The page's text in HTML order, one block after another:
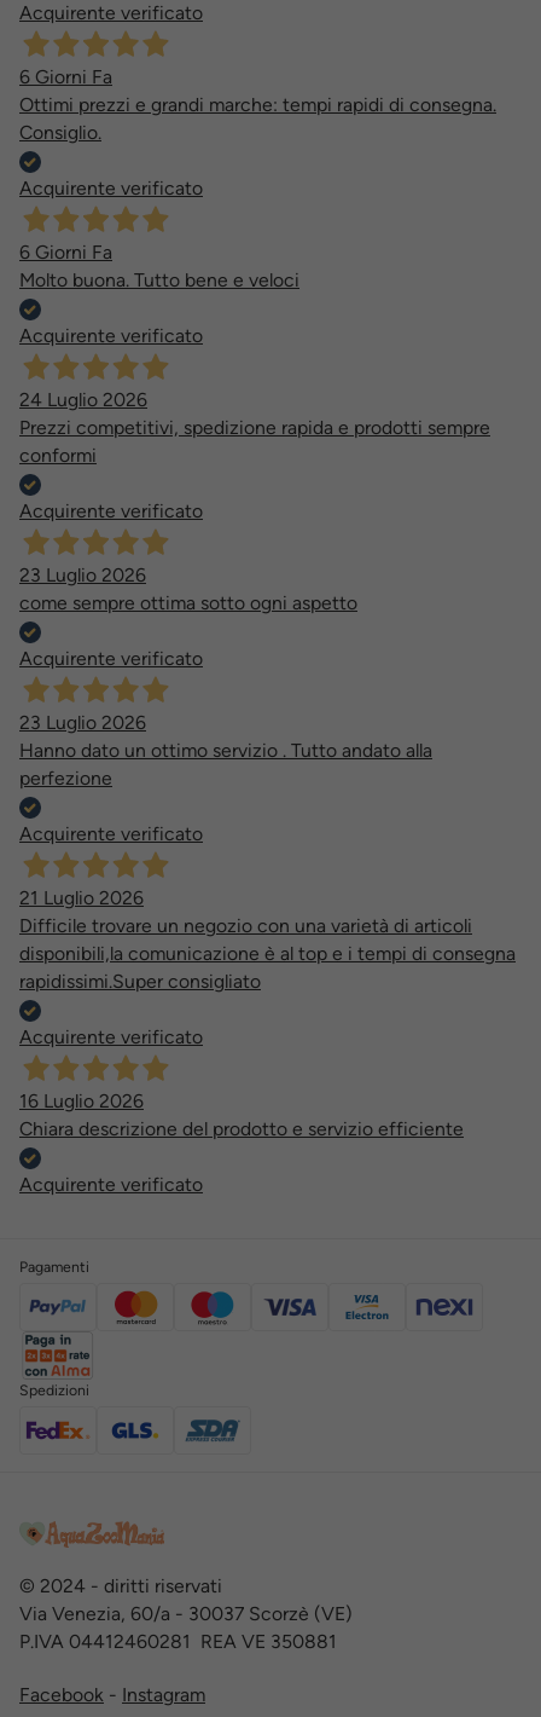
Acquirente verificato
6 Giorni Fa
Ottimi prezzi e grandi marche: tempi rapidi di consegna.
Consiglio.
Acquirente verificato
6 Giorni Fa
Molto buona. Tutto bene e veloci
Acquirente verificato
24 Luglio 2026
Prezzi competitivi, spedizione rapida e prodotti sempre
conformi
Acquirente verificato
23 Luglio 2026
come sempre ottima sotto ogni aspetto
Acquirente verificato
23 Luglio 2026
Hanno dato un ottimo servizio . Tutto andato alla
perfezione
Acquirente verificato
21 Luglio 2026
Difficile trovare un negozio con una varietà di articoli
disponibili,la comunicazione è al top e i tempi di consegna
rapidissimi.Super consigliato
Acquirente verificato
16 Luglio 2026
Chiara descrizione del prodotto e servizio efficiente
Acquirente verificato
Pagamenti
Spedizioni
© 2024 - diritti riservati
Via Venezia, 60/a - 30037 Scorzè (VE)
P.IVA 04412460281 REA VE 350881
Facebook - Instagram